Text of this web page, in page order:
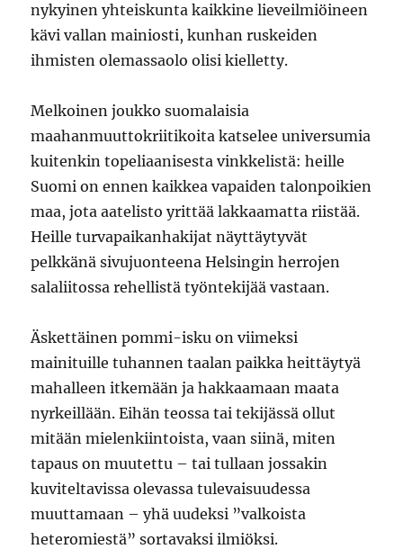
nykyinen yhteiskunta kaikkine lieveilmiöineen
kävi vallan mainiosti, kunhan ruskeiden
ihmisten olemassaolo olisi kielletty.
Melkoinen joukko suomalaisia
maahanmuuttokriitikoita katselee universumia
kuitenkin topeliaanisesta vinkkelistä: heille
Suomi on ennen kaikkea vapaiden talonpoikien
maa, jota aatelisto yrittää lakkaamatta riistää.
Heille turvapaikanhakijat näyttäytyvät
pelkkänä sivujuonteena Helsingin herrojen
salaliitossa rehellistä työntekijää vastaan.
Äskettäinen pommi-isku on viimeksi
mainituille tuhannen taalan paikka heittäytyä
mahalleen itkemään ja hakkaamaan maata
nyrkeillään. Eihän teossa tai tekijässä ollut
mitään mielenkiintoista, vaan siinä, miten
tapaus on muutettu – tai tullaan jossakin
kuviteltavissa olevassa tulevaisuudessa
muuttamaan – yhä uudeksi ”valkoista
heteromiestä” sortavaksi ilmiöksi.